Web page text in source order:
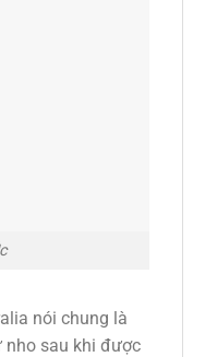
nói chung là
sau khi được